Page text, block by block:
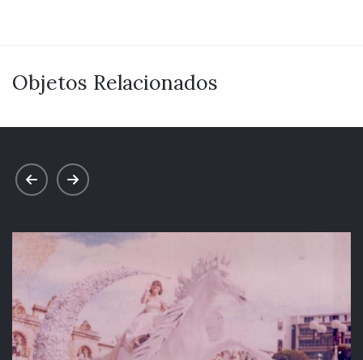
Objetos Relacionados
prev next